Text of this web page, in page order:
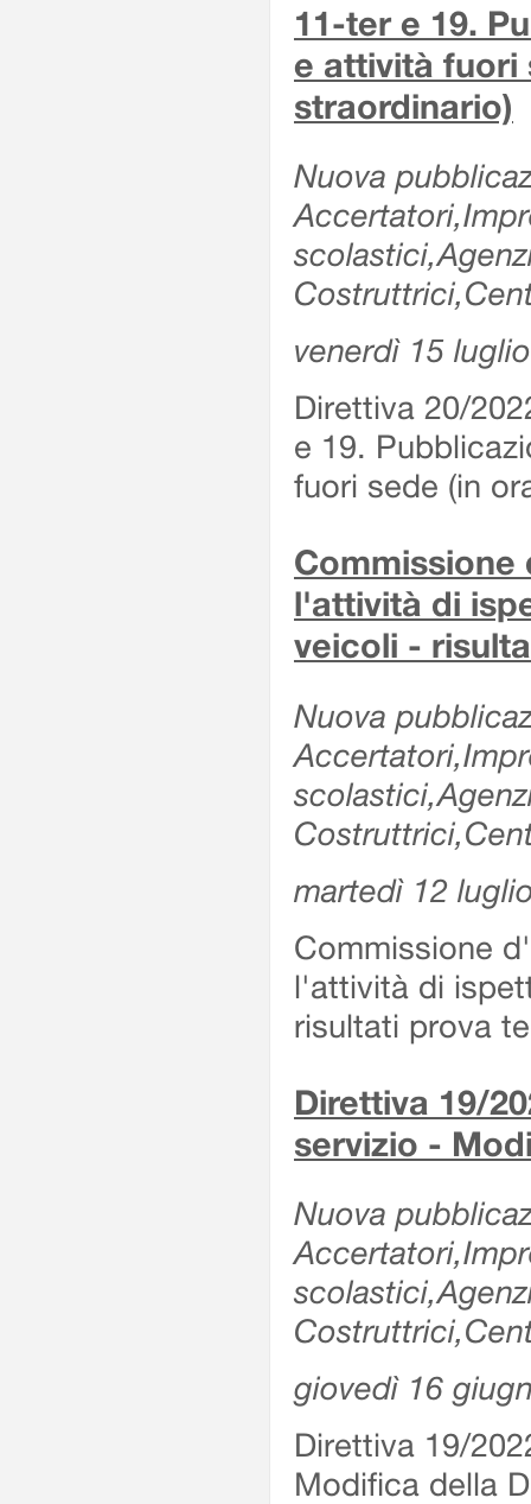
11-ter e 19.
e attività fuori
straordinario)
Nuova
venerdì 15
Direttiva 20/
e 19.
fuori sede (in
l'attività di
veicoli -
Nuova
martedì 12
Commissione
l'attività di
risultati prova
Direttiva 19/
servizio -
Nuova
giovedì 16
Direttiva 19/
Modifica della